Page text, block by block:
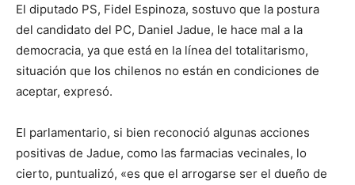
El diputado PS, Fidel Espinoza, sostuvo que la postura
del candidato del PC, Daniel Jadue, le hace mal a la
democracia, ya que está en la línea del totalitarismo,
situación que los chilenos no están en condiciones de
aceptar, expresó.
El parlamentario, si bien reconoció algunas acciones
positivas de Jadue, como las farmacias vecinales, lo
cierto, puntualizó, «es que el arrogarse ser el dueño de